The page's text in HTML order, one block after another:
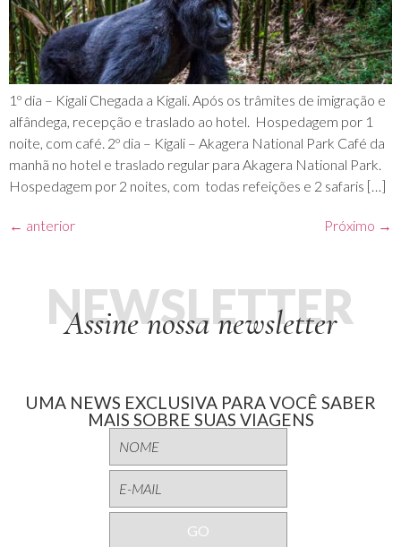
1º dia – Kigali Chegada a Kigali. Após os trâmites de imigração e
alfândega, recepção e traslado ao hotel. Hospedagem por 1
noite, com café. 2º dia – Kigali – Akagera National Park Café da
manhã no hotel e traslado regular para Akagera National Park.
Hospedagem por 2 noites, com todas refeições e 2 safaris […]
← anterior Próximo →
Assine nossa newsletter
NEWSLETTER
UMA NEWS EXCLUSIVA PARA VOCÊ SABER
MAIS SOBRE SUAS VIAGENS